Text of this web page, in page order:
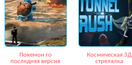
Покемон го
последняя версия
Космическая 3Д
стрелялка